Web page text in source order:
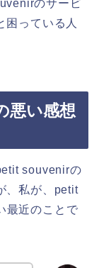
のサービ
困っている人
悪い感想
souvenirの
、私が、petit
最近のことで